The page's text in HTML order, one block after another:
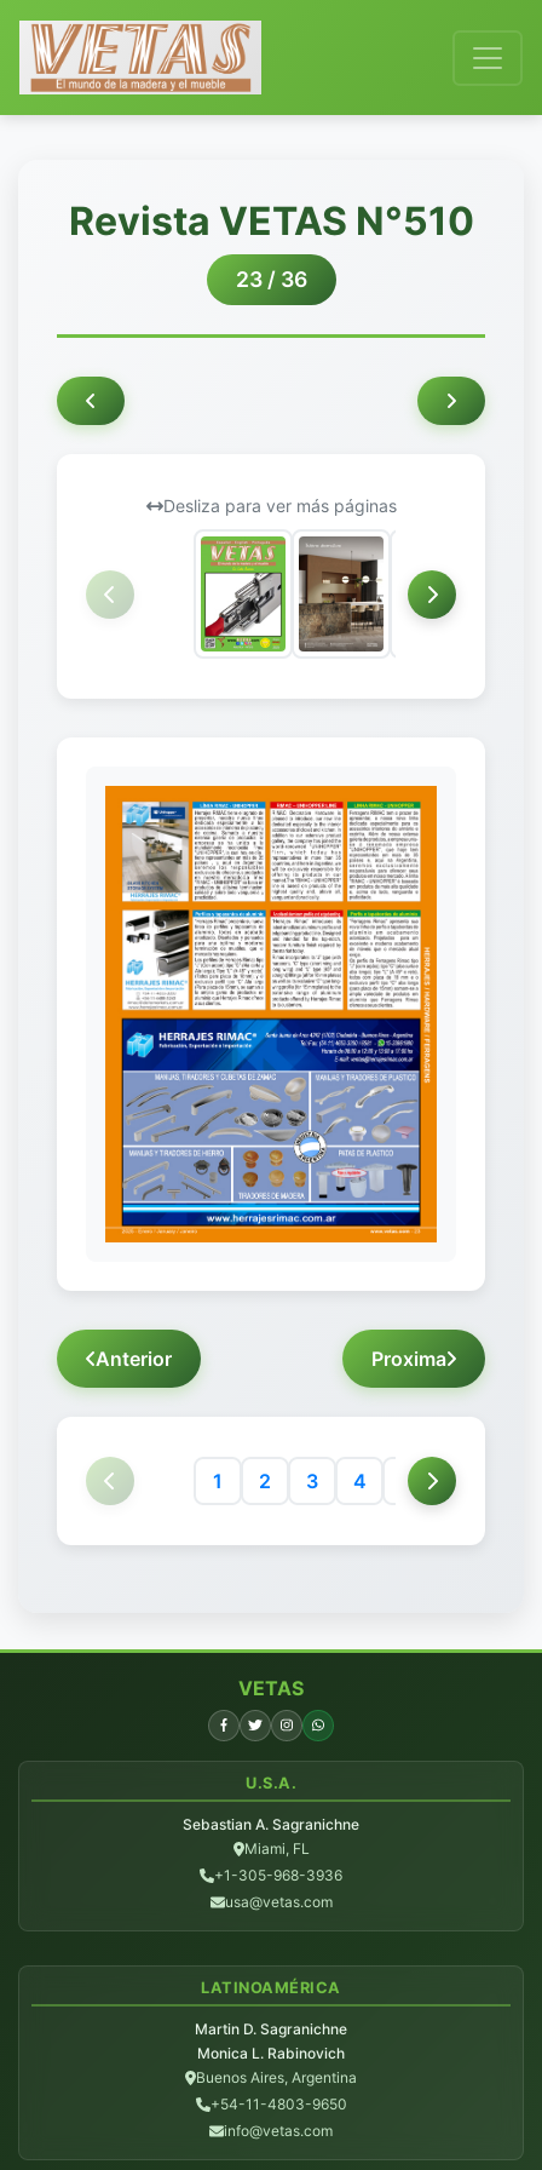
Revista VETAS N°510
23 / 36
Desliza para ver más páginas
Anterior Proxima
1 2 3 4 5 6
VETAS
U.S.A.
Sebastian A. Sagranichne
Miami, FL
+1-305-968-3936
usa@vetas.com
LATINOAMÉRICA
Martin D. Sagranichne
Monica L. Rabinovich
Buenos Aires, Argentina
+54-11-4803-9650
info@vetas.com